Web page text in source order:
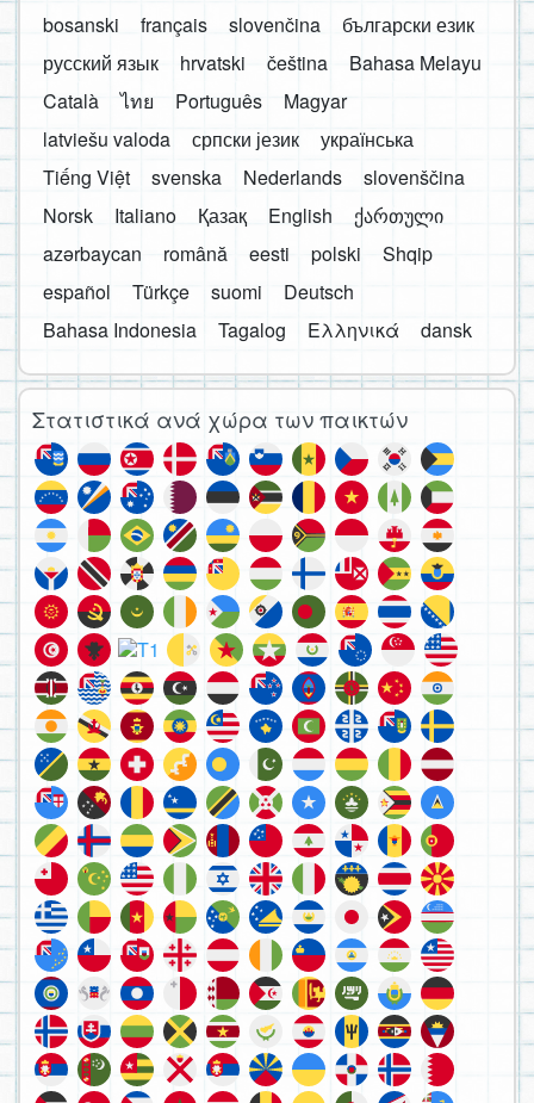
bosanski français slovenčina
български език
русский язык
hrvatski čeština
Bahasa Melayu
Català
ไทย Português
Magyar
latviešu valoda
српски језик
українська
Tiếng Việt
svenska Nederlands
slovenščina
Norsk
Italiano Қазақ English
ქართული
azərbaycan
română eesti polski
Shqip
español
Türkçe suomi
Deutsch
Bahasa Indonesia
Tagalog Ελληνικά dansk
Στατιστικά ανά χώρα των παικτών